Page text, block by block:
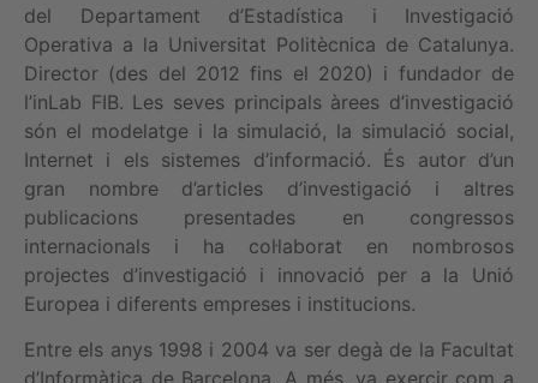
del Departament d’Estadística i Investigació
Operativa a la Universitat Politècnica de Catalunya.
Director (des del 2012 fins el 2020) i fundador de
l’inLab FIB. Les seves principals àrees d’investigació
són el modelatge i la simulació, la simulació social,
Internet i els sistemes d’informació. És autor d’un
gran nombre d’articles d’investigació i altres
publicacions presentades en congressos
internacionals i ha col·laborat en nombrosos
projectes d’investigació i innovació per a la Unió
Europea i diferents empreses i institucions.
Entre els anys 1998 i 2004 va ser degà de la Facultat